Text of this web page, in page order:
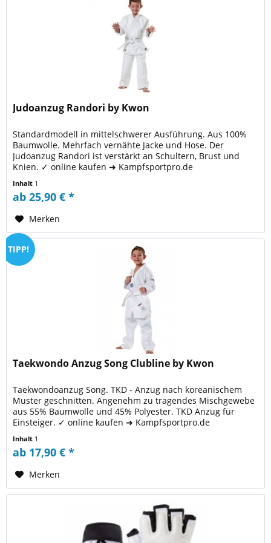
Judoanzug Randori by Kwon
Standardmodell in mittelschwerer Ausführung. Aus 100%
Baumwolle. Mehrfach vernähte Jacke und Hose. Der
Judoanzug Randori ist verstärkt an Schultern, Brust und
Knien. ✓ online kaufen ➜ Kampfsportpro.de
Inhalt 1
ab 25,90 € *
Merken
TIPP!
Taekwondo Anzug Song Clubline by Kwon
Taekwondoanzug Song. TKD - Anzug nach koreanischem
Muster geschnitten. Angenehm zu tragendes Mischgewebe
aus 55% Baumwolle und 45% Polyester. TKD Anzug für
Einsteiger. ✓ online kaufen ➜ Kampfsportpro.de
Inhalt 1
ab 17,90 € *
Merken